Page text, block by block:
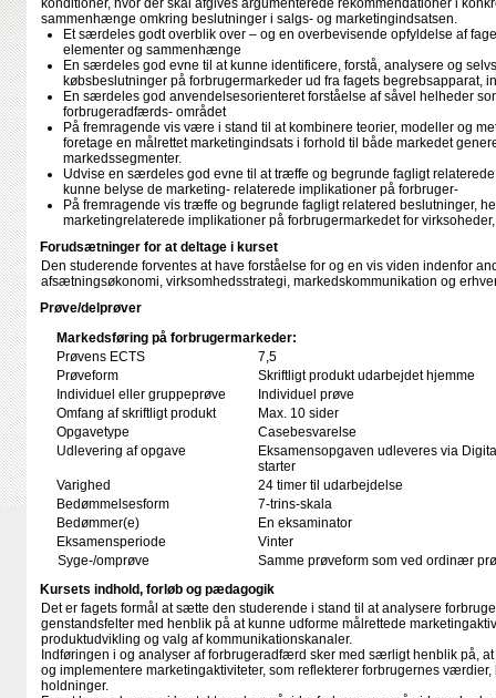
konditioner, hvor der skal afgives argumenterede rekommendationer i
sammenhænge omkring beslutninger i salgs- og marketingindsatsen.
Et særdeles godt overblik over – og en overbevisende opfyldelse af
elementer og sammenhænge
En særdeles god evne til at kunne identificere, forstå, analysere og
købsbeslutninger på forbrugermarkeder ud fra fagets begrebsapparat,
En særdeles god anvendelsesorienteret forståelse af såvel helheder
forbrugeradfærds- området
På fremragende vis være i stand til at kombinere teorier, modeller og
foretage en målrettet marketingindsats i forhold til både markedet
markedssegmenter.
Udvise en særdeles god evne til at træffe og begrunde fagligt
kunne belyse de marketing- relaterede implikationer på forbruger-
På fremragende vis træffe og begrunde fagligt relatered beslutninger,
marketingrelaterede implikationer på forbrugermarkedet for
Forudsætninger for at deltage i kurset
Den studerende forventes at have forståelse for og en vis viden indenfor
afsætningsøkonomi, virksomhedsstrategi, markedskommunikation og
Prøve/delprøver
Markedsføring på forbrugermarkeder:
Prøvens ECTS
7,5
Prøveform
Skriftligt produkt udarbejdet hjemme
Individuel eller gruppeprøve
Individuel prøve
Omfang af skriftligt produkt
Max. 10 sider
Opgavetype
Casebesvarelse
Udlevering af opgave
Eksamensopgaven udleveres via
starter
Varighed
24 timer til udarbejdelse
Bedømmelsesform
7-trins-skala
Bedømmer(e)
En eksaminator
Eksamensperiode
Vinter
Syge-/omprøve
Samme prøveform som ved ordinær
Kursets indhold, forløb og pædagogik
Det er fagets formål at sætte den studerende i stand til at analysere
genstandsfelter med henblik på at kunne udforme målrettede
produktudvikling og valg af kommunikationskanaler.
Indføringen i og analyser af forbrugeradfærd sker med særligt henblik på,
og implementere marketingaktiviteter, som reflekterer forbrugernes værdier,
holdninger.